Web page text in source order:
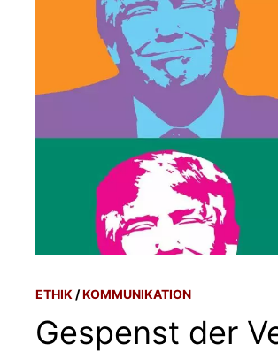
ETHIK /KOMMUNIKATION
Gespenst der